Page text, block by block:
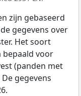
zijn gebaseerd
gegevens over
Het soort
voor
(panden met
gegevens